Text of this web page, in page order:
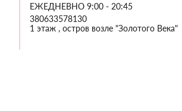
ЕЖЕДНЕВНО 9:00 - 20:45
380633578130
1 этаж , остров возле "Золотого Века"